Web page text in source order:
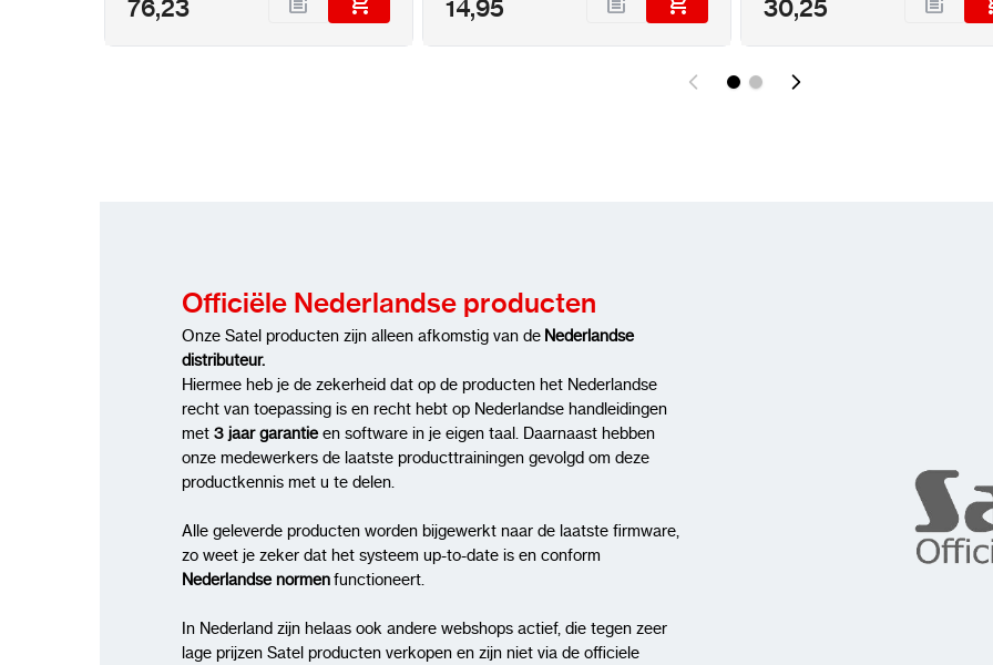
76,23 14,95 30,25
Officiële Nederlandse producten
Onze Satel producten zijn alleen afkomstig van de Nederlandse
distributeur.
Hiermee heb je de zekerheid dat op de producten het Nederlandse
recht van toepassing is en recht hebt op Nederlandse handleidingen
met 3 jaar garantieen software in je eigen taal. Daarnaast hebben
onze medewerkers de laatste producttrainingen gevolgd om deze
productkennis met u te delen.
Alle geleverde producten worden bijgewerkt naar de laatste firmware,
zo weet je zeker dat het systeem up-to-date is en conform
Nederlandse normenfunctioneert.
In Nederland zijn helaas ook andere webshops actief, die tegen zeer
lage prijzen Satel producten verkopen en zijn niet via de officiele